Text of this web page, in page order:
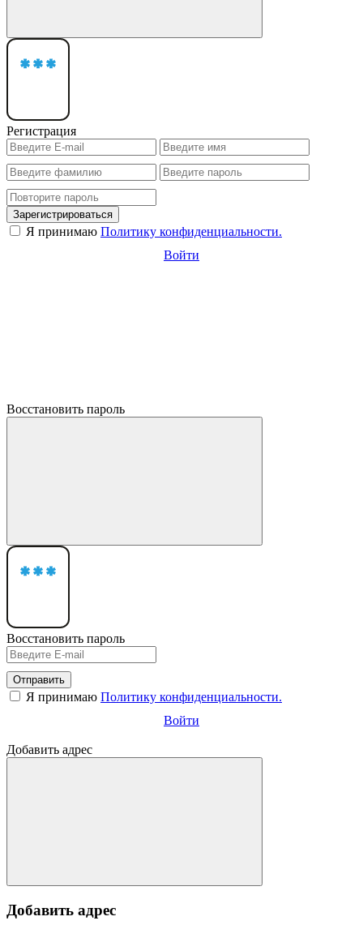
Регистрация
Зарегистрироваться
Я принимаю Политику конфиденциальности.
Войти
Восстановить пароль
Восстановить пароль
Отправить
Я принимаю Политику конфиденциальности.
Войти
Добавить адрес
Добавить адрес